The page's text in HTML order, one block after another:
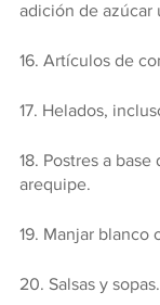
adición de azúcar
16. Artículos de
17. Helados,
18. Postres a
arequipe.
19. Manjar blanco
20. Salsas y sopas.